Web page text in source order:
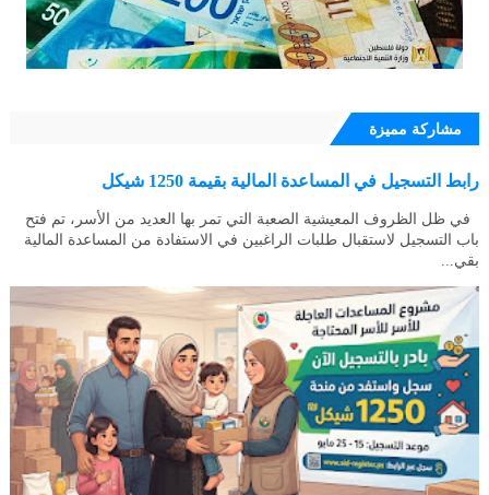
مشاركة مميزة
رابط التسجيل في المساعدة المالية بقيمة 1250 شيكل
في ظل الظروف المعيشية الصعبة التي تمر بها العديد من الأسر، تم فتح
باب التسجيل لاستقبال طلبات الراغبين في الاستفادة من المساعدة المالية
بقي...